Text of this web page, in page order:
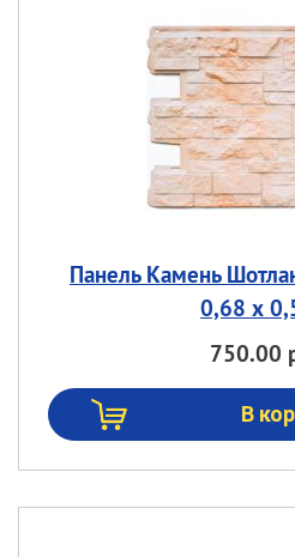
Панель Камень
0,68 х
750.00